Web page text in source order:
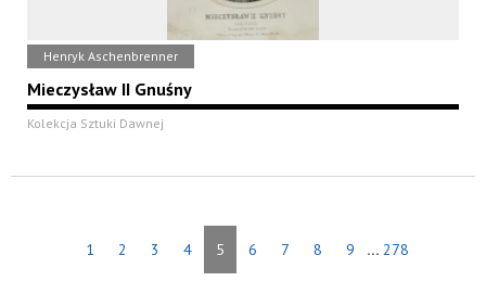
Henryk Aschenbrenner
Mieczysław II Gnuśny
Kolekcja Sztuki Dawnej
1 2 3 4 5 6 7 8 9 ... 278